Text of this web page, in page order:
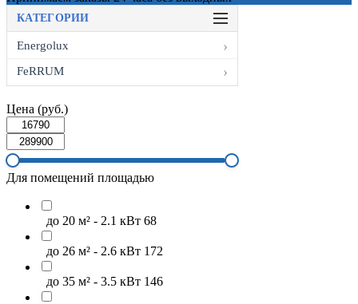
КАТЕГОРИИ
Energolux
FeRRUM
Цена (руб.)
Для помещений площадью
до 20 м² - 2.1 кВт 68
до 26 м² - 2.6 кВт 172
до 35 м² - 3.5 кВт 146